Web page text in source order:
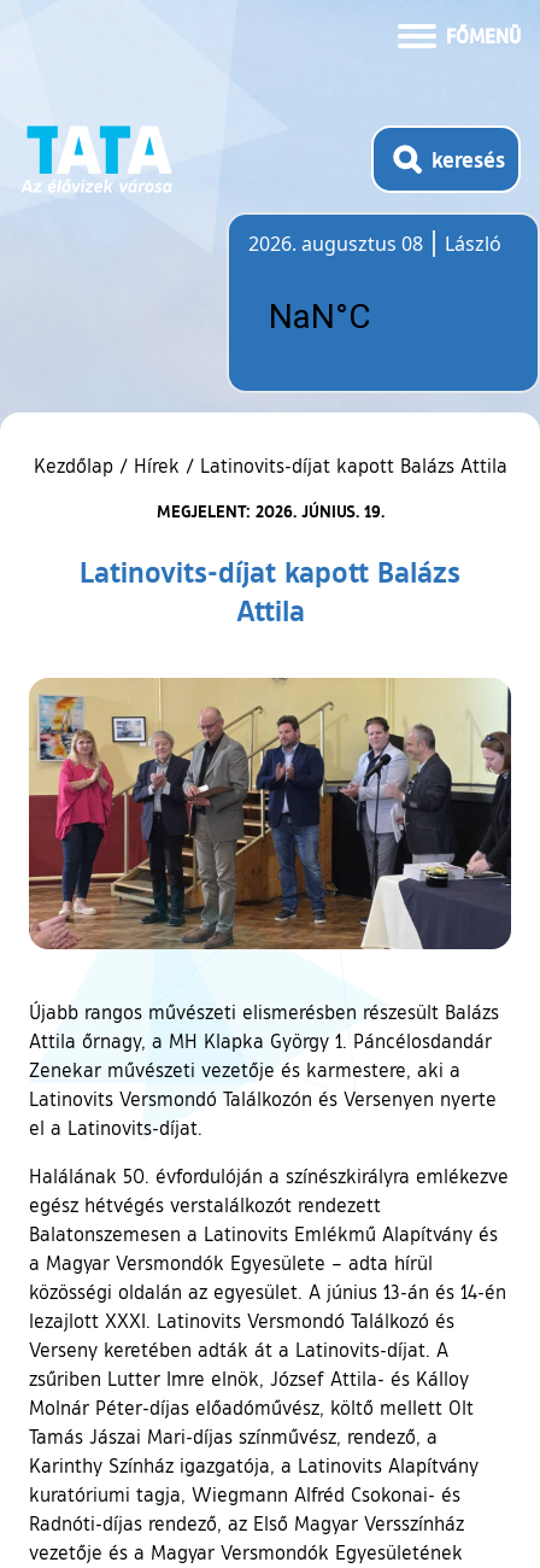
FŐMENÜ
keresés
2026. augusztus 08
László
Kezdőlap / Hírek / Latinovits-díjat kapott Balázs Attila
MEGJELENT: 2026. JÚNIUS. 19.
Latinovits-díjat kapott Balázs
Attila
Újabb rangos művészeti elismerésben részesült Balázs
Attila őrnagy, a MH Klapka György 1. Páncélosdandár
Zenekar művészeti vezetője és karmestere, aki a
Latinovits Versmondó Találkozón és Versenyen nyerte
el a Latinovits-díjat.
Halálának 50. évfordulóján a színészkirályra emlékezve
egész hétvégés verstalálkozót rendezett
Balatonszemesen a Latinovits Emlékmű Alapítvány és
a Magyar Versmondók Egyesülete – adta hírül
közösségi oldalán az egyesület. A június 13-án és 14-én
lezajlott XXXI. Latinovits Versmondó Találkozó és
Verseny keretében adták át a Latinovits-díjat. A
zsűriben Lutter Imre elnök, József Attila- és Kálloy
Molnár Péter-díjas előadóművész, költő mellett Olt
Tamás Jászai Mari-díjas színművész, rendező, a
Karinthy Színház igazgatója, a Latinovits Alapítvány
kuratóriumi tagja, Wiegmann Alfréd Csokonai- és
Radnóti-díjas rendező, az Első Magyar Versszínház
vezetője és a Magyar Versmondók Egyesületének